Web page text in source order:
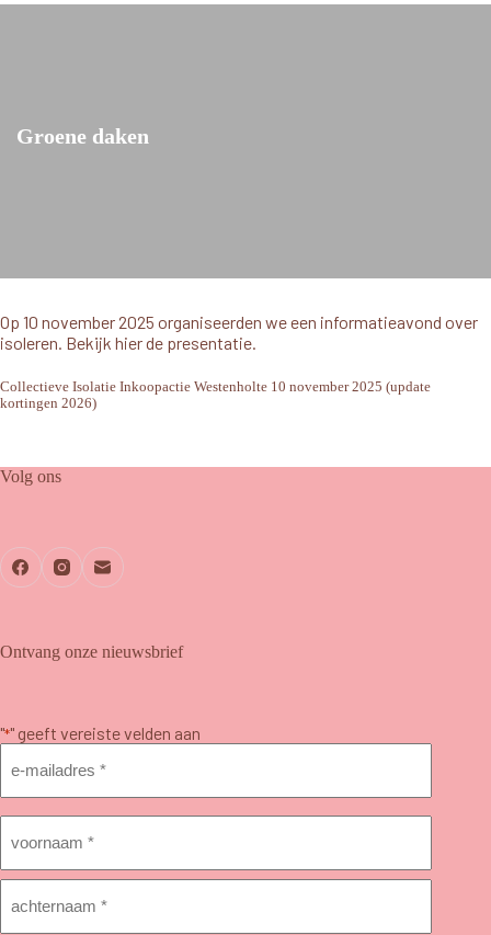
Groene daken
Op 10 november 2025 organiseerden we een informatieavond over
isoleren. Bekijk hier de presentatie.
Collectieve Isolatie Inkoopactie Westenholte 10 november 2025 (update
kortingen 2026)
Volg ons
Ontvang onze nieuwsbrief
"*" geeft vereiste velden aan
mailadres *
Voornaam